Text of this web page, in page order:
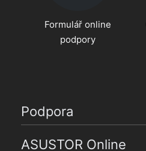
Formulář online
podpory
Podpora
ASUSTOR Online